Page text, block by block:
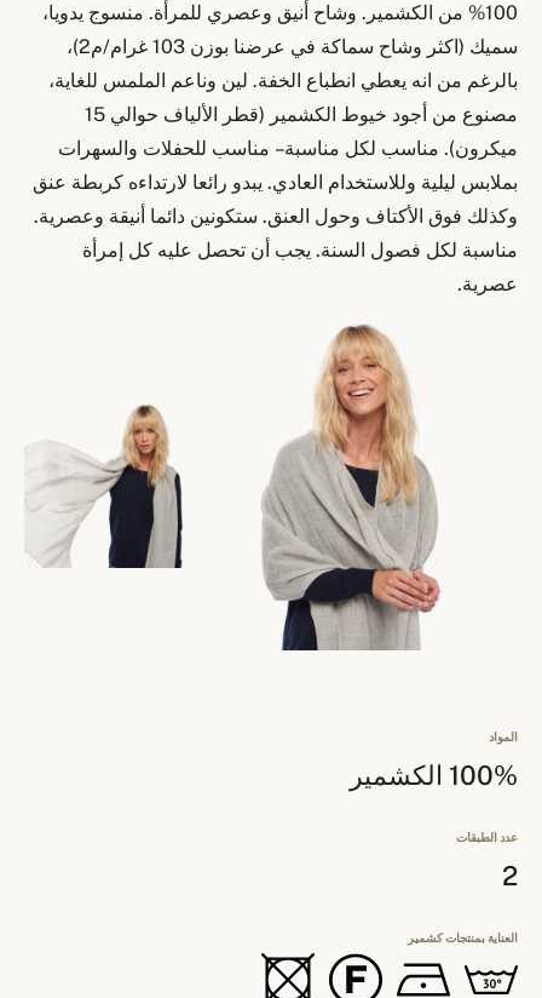
%100 من الكشمير. وشاح أنيق وعصري للمرأة. منسوج يدويا،
سميك (اكثر وشاح سماكة في عرضنا بوزن 103 غرام/م2)،
بالرغم من انه يعطي انطباع الخفة. لين وناعم الملمس للغاية،
مصنوع من أجود خيوط الكشمير (قطر الألياف حوالي 15
ميكرون). مناسب لكل مناسبة – مناسب للحفلات والسهرات
بملابس ليلية وللاستخدام العادي. يبدو رائعا لارتداءه كربطة عنق
وكذلك فوق الأكتاف وحول العنق. ستكونين دائما أنيقة وعصرية.
مناسبة لكل فصول السنة. يجب أن تحصل عليه كل إمرأة
عصرية.
المواد
100% الكشمير
عدد الطبقات
2
العناية بمنتجات كشمير